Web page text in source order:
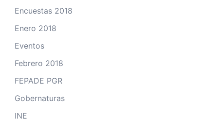
Encuestas 2018
Enero 2018
Eventos
Febrero 2018
FEPADE PGR
Gobernaturas
INE